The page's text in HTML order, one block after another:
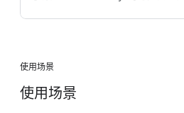
使用场景
使用场景